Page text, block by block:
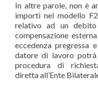
In altre parole, non è
importi nel modello
relativo ad un
compensazione
eccedenza pregressa
datore di lavoro
procedura di
diretta all’Ente